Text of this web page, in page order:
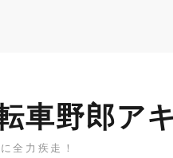
車野郎アキ
全力疾走！